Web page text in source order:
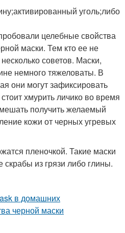
уголь;либо
целебные свойства
маски. Тем кто ее не
советов. Маски,
немного тяжеловаты. В
они могут зафиксировать
хмурить личико во время
получить желаемый
кожи от черных угревых
пленочкой. Такие маски
из грязи либо глины.